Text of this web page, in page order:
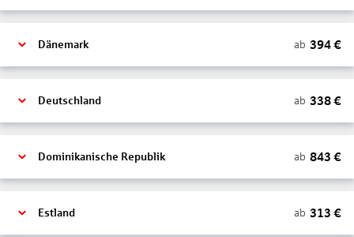
Dänemark ab 394€
Deutschland ab 338€
Dominikanische Republik ab 843 €
Estland ab 313 €